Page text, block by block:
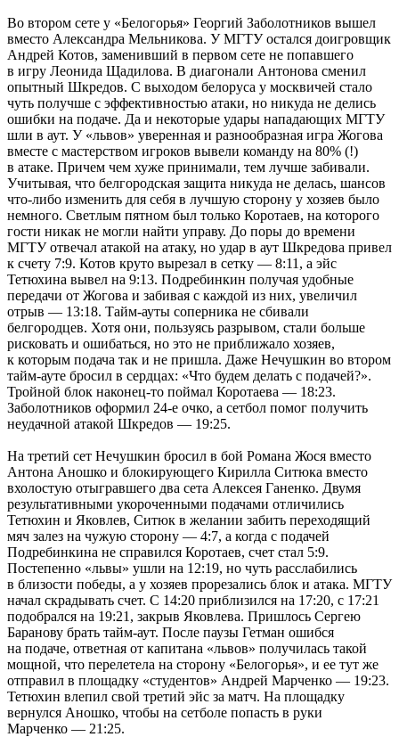
Во втором сете у «Белогорья» Георгий Заболотников вышел
вместо Александра Мельникова. У МГТУ остался доигровщик
Андрей Котов, заменивший в первом сете не попавшего
в игру Леонида Щадилова. В диагонали Антонова сменил
опытный Шкредов. С выходом белоруса у москвичей стало
чуть получше с эффективностью атаки, но никуда не делись
ошибки на подаче. Да и некоторые удары нападающих МГТУ
шли в аут. У «львов» уверенная и разнообразная игра Жогова
вместе с мастерством игроков вывели команду на 80% (!)
в атаке. Причем чем хуже принимали, тем лучше забивали.
Учитывая, что белгородская защита никуда не делась, шансов
что-либо изменить для себя в лучшую сторону у хозяев было
немного. Светлым пятном был только Коротаев, на которого
гости никак не могли найти управу. До поры до времени
МГТУ отвечал атакой на атаку, но удар в аут Шкредова привел
к счету 7:9. Котов круто вырезал в сетку — 8:11, а эйс
Тетюхина вывел на 9:13. Подребинкин получая удобные
передачи от Жогова и забивая с каждой из них, увеличил
отрыв — 13:18. Тайм-ауты соперника не сбивали
белгородцев. Хотя они, пользуясь разрывом, стали больше
рисковать и ошибаться, но это не приближало хозяев,
к которым подача так и не пришла. Даже Нечушкин во втором
тайм-ауте бросил в сердцах: «Что будем делать с подачей?».
Тройной блок наконец-то поймал Коротаева — 18:23.
Заболотников оформил 24-е очко, а сетбол помог получить
неудачной атакой Шкредов — 19:25.
На третий сет Нечушкин бросил в бой Романа Жося вместо
Антона Аношко и блокирующего Кирилла Ситюка вместо
вхолостую отыгравшего два сета Алексея Ганенко. Двумя
результативными укороченными подачами отличились
Тетюхин и Яковлев, Ситюк в желании забить переходящий
мяч залез на чужую сторону — 4:7, а когда с подачей
Подребинкина не справился Коротаев, счет стал 5:9.
Постепенно «львы» ушли на 12:19, но чуть расслабились
в близости победы, а у хозяев прорезались блок и атака. МГТУ
начал скрадывать счет. С 14:20 приблизился на 17:20, с 17:21
подобрался на 19:21, закрыв Яковлева. Пришлось Сергею
Баранову брать тайм-аут. После паузы Гетман ошибся
на подаче, ответная от капитана «львов» получилась такой
мощной, что перелетела на сторону «Белогорья», и ее тут же
отправил в площадку «студентов» Андрей Марченко — 19:23.
Тетюхин влепил свой третий эйс за матч. На площадку
вернулся Аношко, чтобы на сетболе попасть в руки
Марченко — 21:25.